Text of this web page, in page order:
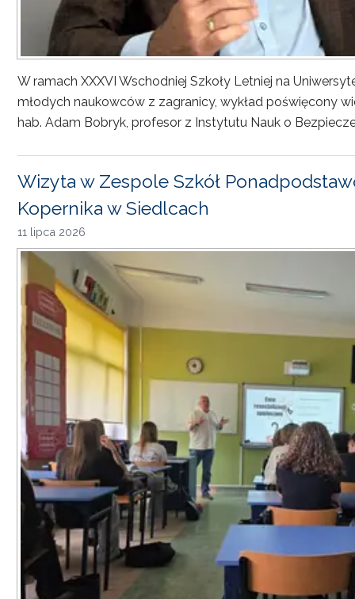
W ramach XXXVI Wschodniej Szkoły Letniej na
młodych naukowców z zagranicy, wykład poświęcony
hab. Adam Bobryk, profesor z Instytutu Nauk o
Wizyta w Zespole Szkół
Kopernika w Siedlcach
11 lipca 2026